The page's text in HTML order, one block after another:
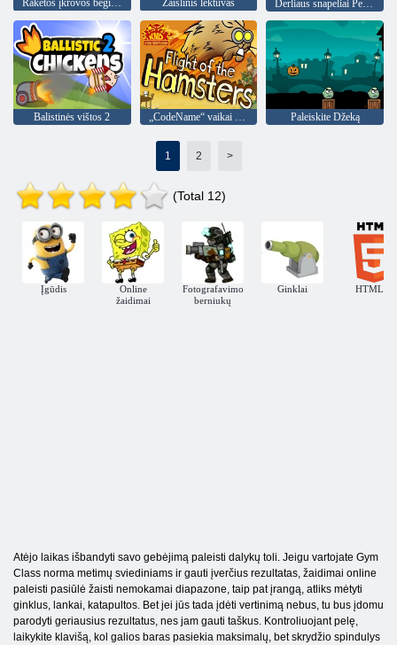
Derliaus snapeliai Pe-Choo!
Balistinės vištos 2 Paleiskite Džeką
1 2 >
(Total 12)
Įgūdis
Online
žaidimai
Fotografavimo
berniukų
Ginklai HTML5
Atėjo laikas išbandyti savo gebėjimą paleisti dalykų toli. Jeigu vartojate Gym
Class norma metimų sviediniams ir gauti įverčius rezultatas, žaidimai online
paleisti pasiūlė žaisti nemokamai diapazone, taip pat įrangą, atliks mėtyti
ginklus, lankai, katapultos. Bet jei jūs tada įdėti vertinimą nebus, tu bus įdomu
parodyti geriausius rezultatus, nes jam gauti taškus. Kontroliuojant pelę,
laikykite klavišą, kol galios baras pasiekia maksimalų, bet skrydžio spindulys